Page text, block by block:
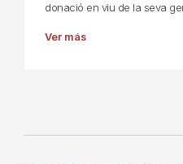
donació en viu de la seva
Ver más